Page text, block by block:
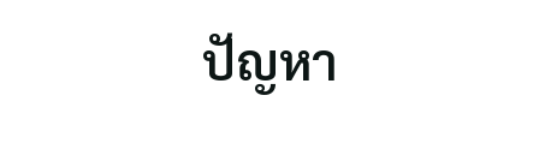
ปัญหา